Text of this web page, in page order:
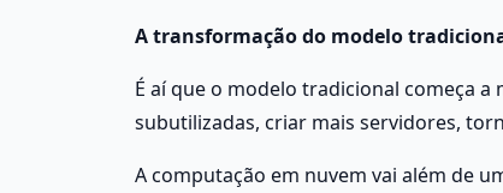
A transformação do modelo
É aí que o modelo tradicional começa
subutilizadas, criar mais servidores,
A computação em nuvem vai além de